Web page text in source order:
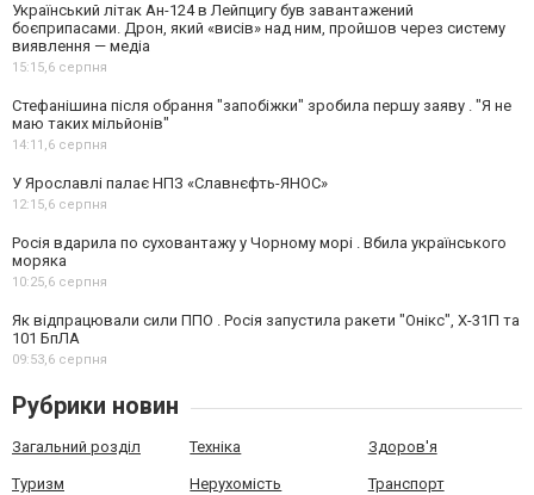
Український літак Ан-124 в Лейпцигу був завантажений
боєприпасами. Дрон, який «висів» над ним, пройшов через систему
виявлення — медіа
15:15,6 серпня
Стефанішина після обрання "запобіжки" зробила першу заяву . "Я не
маю таких мільйонів"
14:11,6 серпня
У Ярославлі палає НПЗ «Славнєфть-ЯНОС»
12:15,6 серпня
Росія вдарила по суховантажу у Чорному морі . Вбила українського
моряка
10:25,6 серпня
Як відпрацювали сили ППО . Росія запустила ракети "Онікс", Х-31П та
101 БпЛА
09:53,6 серпня
Рубрики новин
Загальний розділ Техніка Здоров'я
Туризм Нерухомість Транспорт